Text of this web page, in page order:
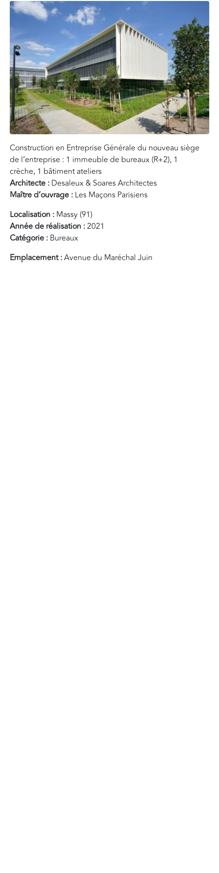
Construction en Entreprise Générale du nouveau siège
de l’entreprise : 1 immeuble de bureaux (R+2), 1
crèche, 1 bâtiment ateliers
Architecte : Desaleux & Soares Architectes
Maître d’ouvrage : Les Maçons Parisiens
Localisation : Massy (91)
Année de réalisation :2021
Catégorie : Bureaux
Emplacement :Avenue du Maréchal Juin